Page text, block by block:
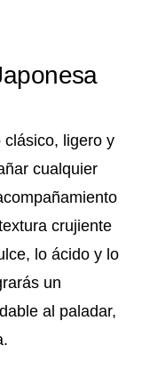
clásico, ligero y
cualquier
crujiente
lo ácido y lo
un
al paladar,